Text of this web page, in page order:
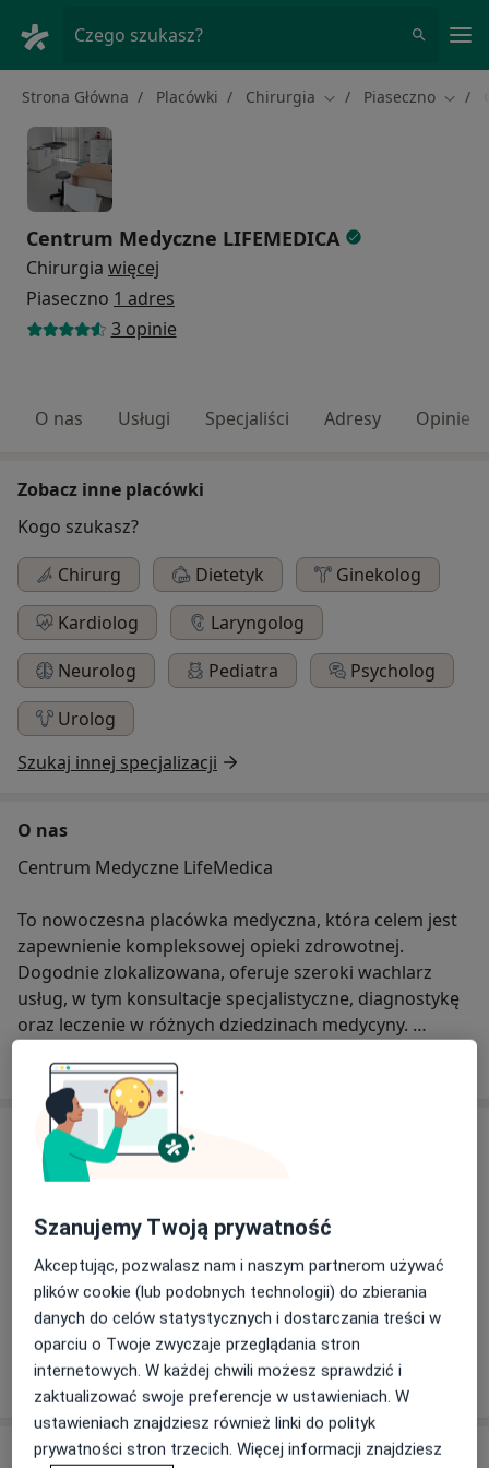
Czego szukasz?
Strona Główna Placówki Chirurgia Zmień miasto
Piaseczno
Centrum Medyczne LIFEMEDICA
Chirurgia więcej
Piaseczno 1 adres
3 opinie
O nas Usługi Specjaliści Adresy Opinie
Zobacz inne placówki
Kogo szukasz?
Chirurg
Dietetyk
Ginekolog
Kardiolog
Laryngolog
Neurolog
Pediatra
Psycholog
Urolog
Szukaj innej specjalizacji
O nas
Centrum Medyczne LifeMedica
To nowoczesna placówka medyczna, która celem jest
zapewnienie kompleksowej opieki zdrowotnej.
Dogodnie zlokalizowana, oferuje szeroki wachlarz
usług, w tym konsultacje specjalistyczne, diagnostykę
oraz leczenie w różnych dziedzinach medycyny.
Dzięki doświadczonemu zespołowi medycznemu i
nowoczesnemu sprzętowi, pacjenci mogą liczyć na
najwyższy standard opieki zdrowotnej.
LifeMedica wyróżnia się innowacyjnym podejściem
Medyczne oferuje opiekę z zakresu Podstawowej
Opieki Zdrowotnej w ramach NFZ, jak również
konsultacje specjalistyczne w ramach usług
komercyjnych m.in. kardiologa,neurologa, chirurga,
proktologa, onkologa, reumatologa, laryngologa,
stomatologa, psychologa, logopedy i innych.
LifeMedica oferuje również szeroką gamę badań
laboratoryjnych i obrazowych, co pozwala na
kompleksową ocenę zdrowia pacjentów. Nowoczesny
Usługi
Konsultacja chirurgiczna
W jaki sposób ustalane są ceny?
Specjaliści
Szanujemy Twoją prywatność
Akceptując, pozwalasz nam i naszym partnerom używać
plików cookie (lub podobnych technologii) do zbierania
danych do celów statystycznych i dostarczania treści w
oparciu o Twoje zwyczaje przeglądania stron
internetowych. W każdej chwili możesz sprawdzić i
zaktualizować swoje preferencje w ustawieniach. W
ustawieniach znajdziesz również linki do polityk
prywatności stron trzecich. Więcej informacji znajdziesz